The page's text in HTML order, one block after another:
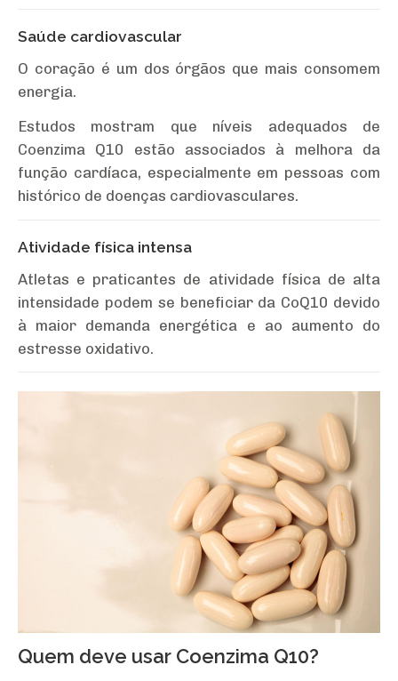
Saúde cardiovascular
O coração é um dos órgãos que mais consomem
energia.
Estudos mostram que níveis adequados de
Coenzima Q10 estão associados à melhora da
função cardíaca, especialmente em pessoas com
histórico de doenças cardiovasculares.
Atividade física intensa
Atletas e praticantes de atividade física de alta
intensidade podem se beneficiar da CoQ10 devido
à maior demanda energética e ao aumento do
estresse oxidativo.
Quem deve usar Coenzima Q10?